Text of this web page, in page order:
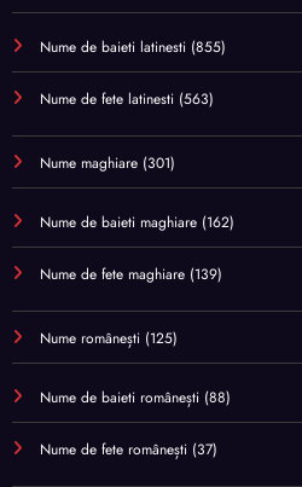
Nume de baieti latinesti (855)
Nume de fete latinesti (563)
Nume maghiare (301)
Nume de baieti maghiare (162)
Nume de fete maghiare (139)
Nume românești (125)
Nume de baieti românești (88)
Nume de fete românești (37)